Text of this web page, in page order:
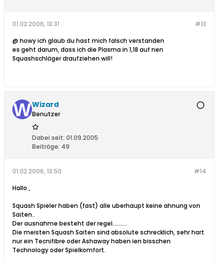
#13
01.02.2006, 13:31
@ howy ich glaub du hast mich falsch verstanden
es geht darum, dass ich die Plasma in 1,18 auf nen
Squashschläger draufziehen will!
Wizard
Benutzer
Dabei seit: 01.09.2005
Beiträge: 49
#14
01.02.2006, 13:50
Hallo ,
Squash Spieler haben (fast) alle uberhaupt keine ahnung von
Saiten..
Der ausnahme besteht der regel..........
Die meisten Squash Saiten sind absolute schrecklich, sehr hart
nur ein Tecnifibre oder Ashaway haben ien bisschen
Technology oder Spielkomfort.